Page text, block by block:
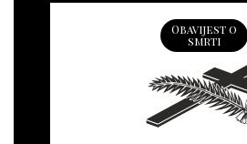
Obavijest o
smrti